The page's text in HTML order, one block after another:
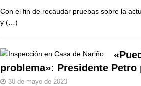
Con el fin de recaudar pruebas sobre la
y (…)
problema»: Presidente Petro
30 de mayo de 2023